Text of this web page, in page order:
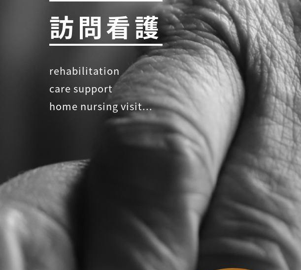
訪問看護
rehabilitation
care support
home nursing visit...